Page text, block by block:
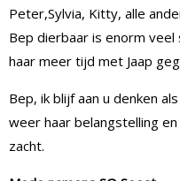
Peter,Sylvia, Kitty, alle
Bep dierbaar is enorm
haar meer tijd met Jaap
Bep, ik blijf aan u denken
weer haar belangstelling
zacht.